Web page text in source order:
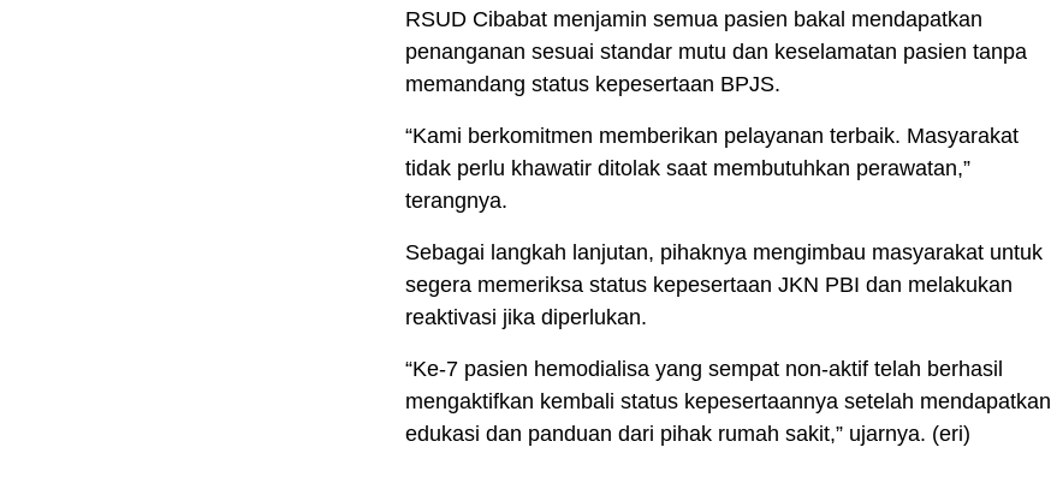
RSUD Cibabat menjamin semua pasien bakal mendapatkan
penanganan sesuai standar mutu dan keselamatan pasien tanpa
memandang status kepesertaan BPJS.
“Kami berkomitmen memberikan pelayanan terbaik. Masyarakat
tidak perlu khawatir ditolak saat membutuhkan perawatan,”
terangnya.
Sebagai langkah lanjutan, pihaknya mengimbau masyarakat untuk
segera memeriksa status kepesertaan JKN PBI dan melakukan
reaktivasi jika diperlukan.
“Ke-7 pasien hemodialisa yang sempat non-aktif telah berhasil
mengaktifkan kembali status kepesertaannya setelah mendapatkan
edukasi dan panduan dari pihak rumah sakit,” ujarnya. (eri)